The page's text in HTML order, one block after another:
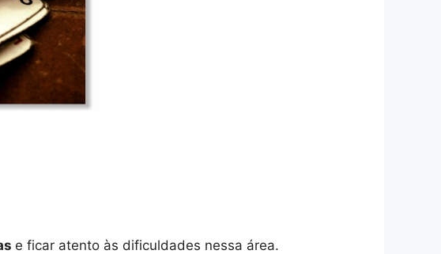
e ficar atento às dificuldades nessa área.